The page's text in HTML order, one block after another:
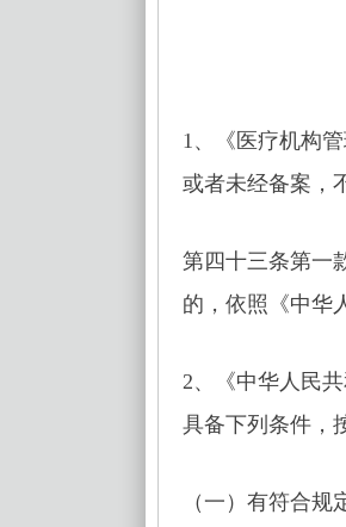
1、《医疗机构
或者未经备案，
第四十三条第一
的，依照《中华
2、《中华人民
具备下列条件，
（一）有符合规